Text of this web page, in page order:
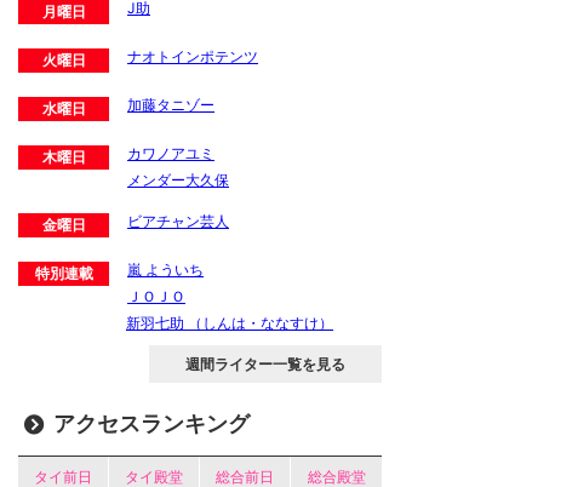
月曜日 J助
火曜日 ナオトインポテンツ
水曜日 加藤タニゾー
木曜日
カワノアユミ
メンダー大久保
金曜日 ビアチャン芸人
特別連載
嵐 よういち
ＪＯＪＯ
新羽七助 （しんは・ななすけ）
週間ライター一覧を見る
アクセスランキング
タイ前日 タイ殿堂 総合前日 総合殿堂